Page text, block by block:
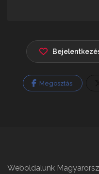
Megosztás
Weboldalunk